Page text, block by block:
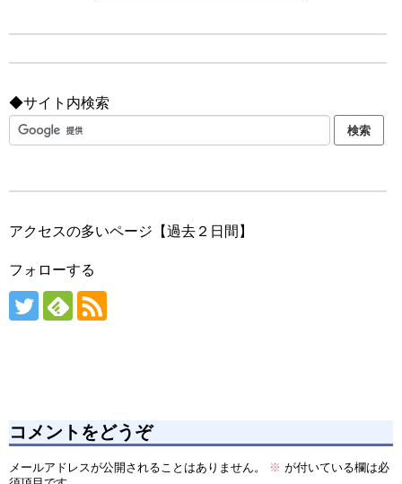
◆サイト内検索
アクセスの多いページ【過去２日間】
フォローする
コメントをどうぞ
メールアドレスが公開されることはありません。 ※ が付いている欄は必